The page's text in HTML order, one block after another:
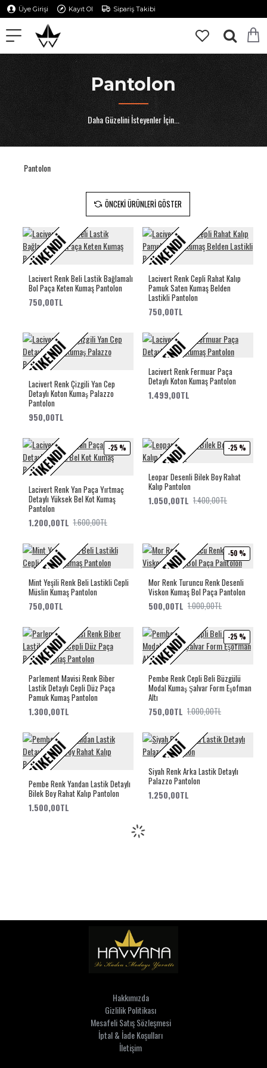
Üye Girişi Kayıt Ol Sipariş Takibi
Pantolon
Daha Güzelini İsteyenler İçin...
Pantolon
ÖNCEKI ÜRÜNLERI GÖSTER
TÜKENDI
Lacivert Renk Beli Lastik Bağlamalı
Bol Paça Keten Kumaş Pantolon
750,00TL
TÜKENDI
Lacivert Renk Cepli Rahat Kalıp
Pamuk Saten Kumaş Belden
Lastikli Pantolon
750,00TL
TÜKENDI
Lacivert Renk Çizgili Yan Cep
Detaylı Koton Kumaş Palazzo
Pantolon
950,00TL
TÜKENDI
Lacivert Renk Fermuar Paça
Detaylı Koton Kumaş Pantolon
1.499,00TL
-25 %
TÜKENDI
Lacivert Renk Yan Paça Yırtmaç
Detaylı Yüksek Bel Kot Kumaş
Pantolon
1.200,00TL 1.600,00TL
-25 %
TÜKENDI
Leopar Desenli Bilek Boy Rahat
Kalıp Pantolon
1.050,00TL 1.400,00TL
TÜKENDI
Mint Yeşili Renk Beli Lastikli Cepli
Müslin Kumaş Pantolon
750,00TL
-50 %
TÜKENDI
Mor Renk Turuncu Renk Desenli
Viskon Kumaş Bol Paça Pantolon
500,00TL 1.000,00TL
TÜKENDI
Parlement Mavisi Renk Biber
Lastik Detaylı Cepli Düz Paça
Pamuk Kumaş Pantolon
1.300,00TL
-25 %
TÜKENDI
Pembe Renk Cepli Beli Büzgülü
Modal Kumaş Şalvar Form Eşofman
Altı
750,00TL 1.000,00TL
TÜKENDI
Pembe Renk Yandan Lastik Detaylı
Bilek Boy Rahat Kalıp Pantolon
1.500,00TL
TÜKENDI
Siyah Renk Arka Lastik Detaylı
Palazzo Pantolon
1.250,00TL
Hakkımızda
Gizlilik Politikası
Mesafeli Satış Sözleşmesi
İptal & İade Koşulları
İletişim